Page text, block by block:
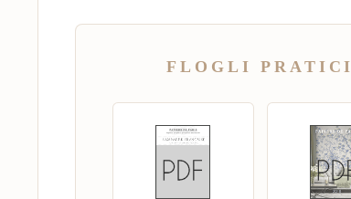
FLOGLI PRATICI